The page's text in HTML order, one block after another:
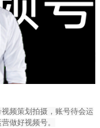
频策划拍摄，账号待会运
做好视频号。